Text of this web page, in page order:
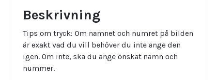
Beskrivning
Tips om tryck: Om namnet och numret på bilden
är exakt vad du vill behöver du inte ange den
igen. Om inte, ska du ange önskat namn och
nummer.